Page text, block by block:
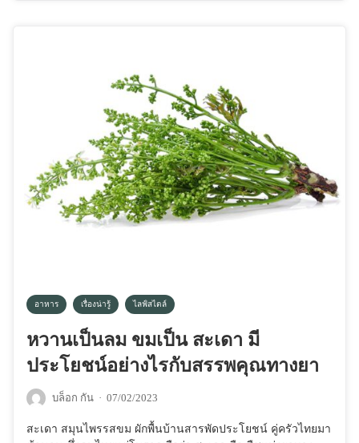
อาหาร เรื่องน่ารู้ ไลฟ์สไตล์
หวานเป็นลม ขมเป็น สะเดา มี
ประโยชน์อย่างไรกับสรรพคุณทางยา
บล็อก กัน · 07/02/2023
สะเดา สมุนไพรรสขม ผักพื้นบ้านสารพัดประโยชน์ คู่ครัวไทยมา